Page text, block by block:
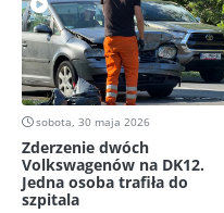
sobota, 30 maja 2026
Zderzenie dwóch
Volkswagenów na DK12.
Jedna osoba trafiła do
szpitala